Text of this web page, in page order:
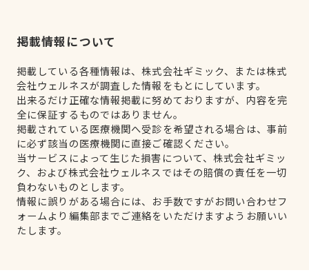
掲載情報について
掲載している各種情報は、株式会社ギミック、または株式
会社ウェルネスが調査した情報をもとにしています。
出来るだけ正確な情報掲載に努めておりますが、内容を完
全に保証するものではありません。
掲載されている医療機関へ受診を希望される場合は、事前
に必ず該当の医療機関に直接ご確認ください。
当サービスによって生じた損害について、株式会社ギミッ
ク、および株式会社ウェルネスではその賠償の責任を一切
負わないものとします。
情報に誤りがある場合には、お手数ですがお問い合わせフ
ォームより編集部までご連絡をいただけますようお願いい
たします。